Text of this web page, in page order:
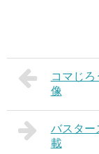
コマじ
像
バスタ
載